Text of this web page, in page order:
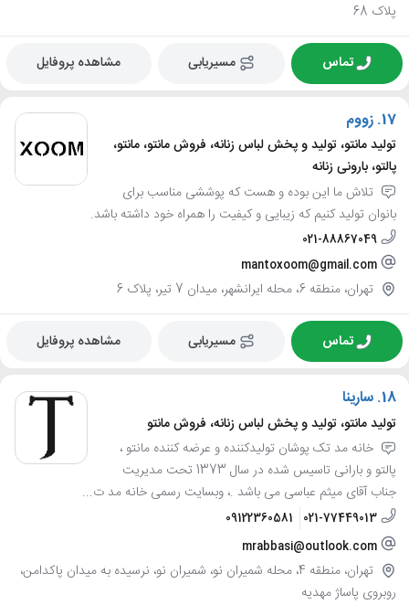
پلاک 68
تماس مسیریابی مشاهده پروفایل
17. زووم
تولید مانتو، تولید و پخش لباس زنانه، فروش مانتو، مانتو،
پالتو، بارونی زنانه
تلاش ما این بوده و هست که پوششی مناسب برای
بانوان تولید کنیم که زیبایی و کیفیت را همراه خود داشته باشد.
021-88867049
mantoxoom@gmail.com
تهران، منطقه 6، محله ایرانشهر، میدان 7 تیر، پلاک 6
تماس مسیریابی مشاهده پروفایل
18. سارینا
تولید مانتو، تولید و پخش لباس زنانه، فروش مانتو
خانه مد تک پوشان تولیدکننده و عرضه کننده مانتو ،
پالتو و بارانی تاسیس شده در سال 1373 تحت مدیریت
جناب آقای میثم عباسی می باشد .، وبسایت رسمی خانه مد ت...
021-77449013
09122360581
mrabbasi@outlook.com
تهران، منطقه 4، محله شمیران نو، شمیران نو، نرسیده به میدان پاکدامن،
روبروی پاساژ مهدیه